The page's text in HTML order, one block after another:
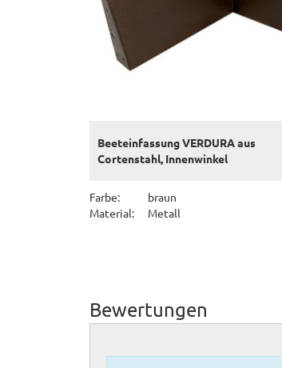
Beeteinfassung VERDURA aus
Cortenstahl, Innenwinkel
Farbe:
braun
Material:
Metall
Bewertungen